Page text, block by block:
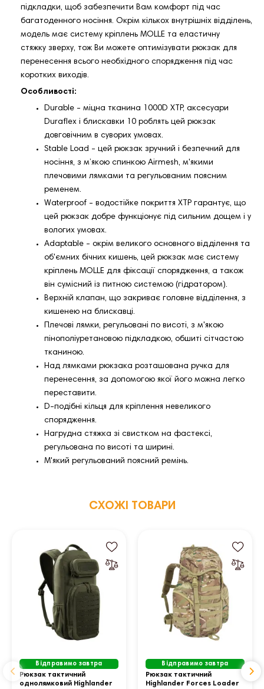
підкладки, щоб забезпечити Вам комфорт під час
багатоденного носіння. Окрім кількох внутрішніх відділень,
модель має систему кріплень MOLLE та еластичну
стяжку зверху, тож Ви можете оптимізувати рюкзак для
перенесення всього необхідного спорядження під час
коротких виходів.
Особливості:
Durable - міцна тканина 1000D XTP, аксесуари
Duraflex і блискавки 10 роблять цей рюкзак
довговічним в суворих умовах.
Stable Load - цей рюкзак зручний і безпечний для
носіння, з м’якою спинкою Airmesh, м'якими
плечовими лямками та регульованим поясним
ременем.
Waterproof - водостійке покриття XTP гарантує, що
цей рюкзак добре функціонує під сильним дощем і у
вологих умовах.
Adaptable - окрім великого основного відділення та
об'ємних бічних кишень, цей рюкзак має систему
кріплень MOLLE для фіксації спорядження, а також
він сумісний із питною системою (гідратором).
Верхній клапан, що закриває головне відділення, з
кишенею на блискавці.
Плечові лямки, регульовані по висоті, з м'якою
пінополіуретановою підкладкою, обшиті сітчастою
тканиною.
Над лямками рюкзака розташована ручка для
перенесення, за допомогою якої його можна легко
переставити.
D-подібні кільця для кріплення невеликого
спорядження.
Нагрудна стяжка зі свистком на фастексі,
регульована по висоті та ширині.
М'який регульований поясний ремінь.
СХОЖІ ТОВАРИ
Відправимо завтра
Рюкзак тактичний
однолямковий Highlander
Відправимо завтра
Рюкзак тактичний
Highlander Forces Loader